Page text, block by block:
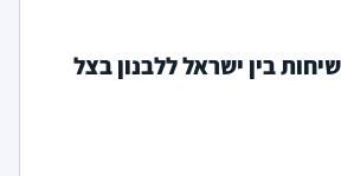
בין ישראל ללבנון בצל